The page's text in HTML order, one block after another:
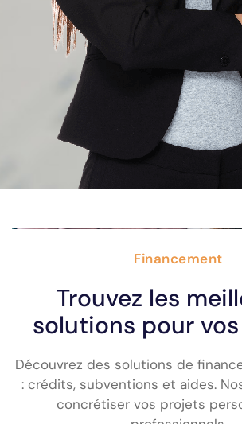
Financement
Trouvez les
solutions pour
Découvrez des solutions de
: crédits, subventions et aides.
concrétiser vos projets